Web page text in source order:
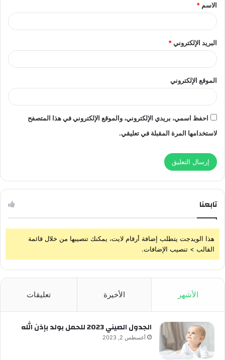
*
الاسم *
البريد الإلكتروني*
الموقع الإلكتروني
احفظ اسمي، بريدي الإلكتروني، والموقع الإلكتروني في هذا المتصفح
لاستخدامها المرة المقبلة في تعليقي.
تابعنا
هذا الويدجت يتطلب إضافة أرقام لايت، يمكنك تنصيبها من خلال قائمة
القالب > تنصيب الإضافات.
الأشهر الأخيرة تعليقات
الجدول الصيني 2023 للحمل بولد بإذن الله
أغسطس 2, 2023